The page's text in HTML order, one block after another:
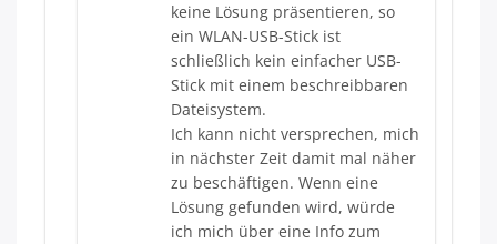
keine Lösung präsentieren, so
ein WLAN-USB-Stick ist
schließlich kein einfacher USB-
Stick mit einem beschreibbaren
Dateisystem.
Ich kann nicht versprechen, mich
in nächster Zeit damit mal näher
zu beschäftigen. Wenn eine
Lösung gefunden wird, würde
ich mich über eine Info zum